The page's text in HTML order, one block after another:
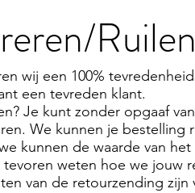
Ruilen
wij een 100%
een tevreden klant.
Je kunt zonder opgaaf
We kunnen je bestelling
kunnen de waarde van het
weten hoe we jouw
van de retourzending zijn